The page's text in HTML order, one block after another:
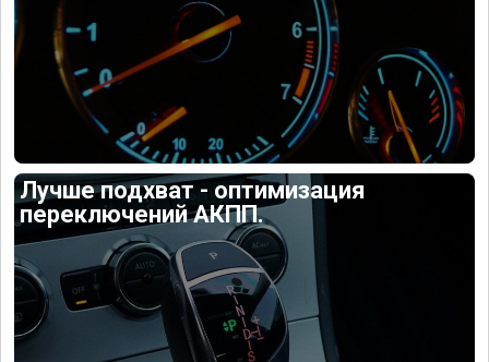
Лучше подхват - оптимизация
переключений АКПП.